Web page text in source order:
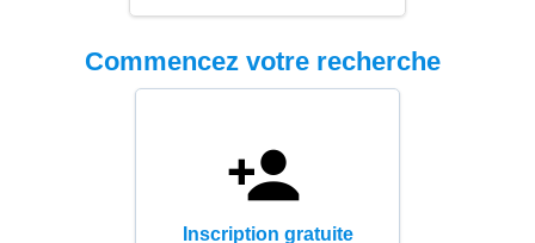
Commencez votre recherche
Inscription gratuite